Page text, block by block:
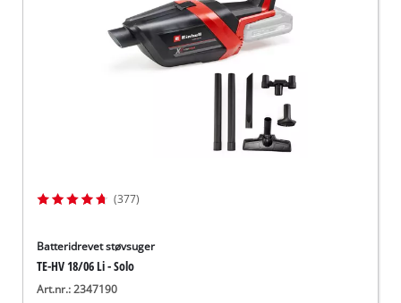
(377)
Batteridrevet støvsuger
TE-HV 18/06 Li - Solo
Art.nr.: 2347190